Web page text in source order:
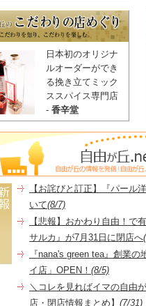
日本初のオリジナ
ルオーダーができ
る挽き立てミック
ススパイス専門店
- 香辛堂
【お詫びと訂正】『パール
いて(8/7)
【悲報】おかわり自由！で
サルカ』が7月31日に閉店へ
『nana's green tea』創業
イ店」OPEN！ (8/5)
＼コレを見ればイマの自由
店・閉店情報まとめ】 (7/31)